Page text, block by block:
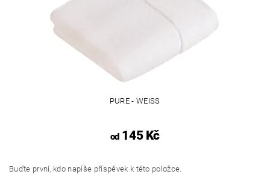
PURE - WEISS
od145 Kč
Buďte první, kdo napíše příspěvek k této položce.